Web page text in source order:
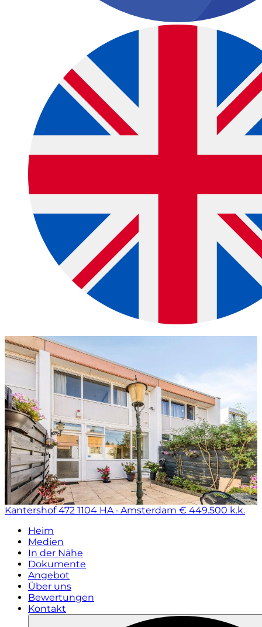
Kantershof 472 1104 HA · Amsterdam € 449.500 k.k.
Heim
Medien
In der Nähe
Dokumente
Angebot
Über uns
Bewertungen
Kontakt